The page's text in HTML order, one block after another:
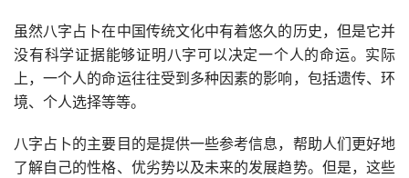
虽然八字占卜在中国传统文化中有着悠久的历史，但是它并
没有科学证据能够证明八字可以决定一个人的命运。实际
上，一个人的命运往往受到多种因素的影响，包括遗传、环
境、个人选择等等。
八字占卜的主要目的是提供一些参考信息，帮助人们更好地
了解自己的性格、优劣势以及未来的发展趋势。但是，这些